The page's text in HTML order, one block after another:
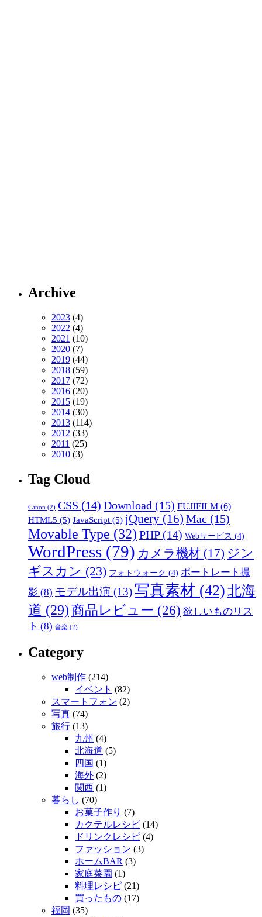
Archive
2023 (4)
2022 (4)
2021 (10)
2020 (7)
2019 (44)
2018 (59)
2017 (72)
2016 (20)
2015 (19)
2014 (30)
2013 (114)
2012 (33)
2011 (25)
2010 (3)
Tag Cloud
Canon (2) CSS (14) Download (15) FUJIFILM (6)
HTML5 (5) JavaScript (5) jQuery (16) Mac (15)
Movable Type (32) PHP(14) Webサービス (4)
WordPress (79) カメラ機材 (17) ジン
ギスカン (23) フォトウォーク (4) ポートレート撮
影 (8) モデル出演 (13) 写真素材 (42)北海
道 (29)商品レビュー (26) 欲しいものリス
ト (8) 音楽 (2)
Category
web制作 (214)
イベント (82)
スマートフォン (2)
写真 (74)
旅行 (13)
九州 (4)
北海道 (5)
四国 (1)
海外 (2)
関西 (1)
暮らし (70)
お菓子作り (7)
カクテルレシピ (14)
ドリンクレシピ (4)
ファッション (3)
ホームBAR (3)
家庭菜園 (1)
料理レシピ (21)
買ったもの (17)
福岡 (35)